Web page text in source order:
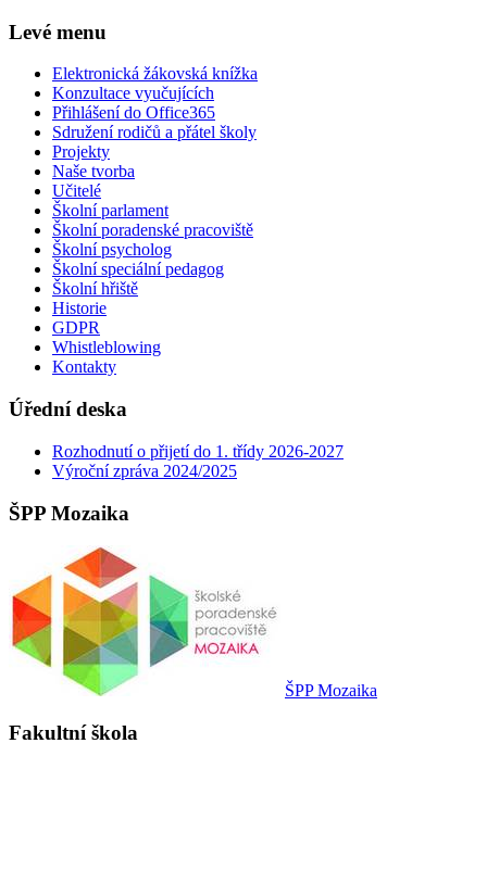
Levé menu
Elektronická žákovská knížka
Konzultace vyučujících
Přihlášení do Office365
Sdružení rodičů a přátel školy
Projekty
Naše tvorba
Učitelé
Školní parlament
Školní poradenské pracoviště
Školní psycholog
Školní speciální pedagog
Školní hřiště
Historie
GDPR
Whistleblowing
Kontakty
Úřední deska
Rozhodnutí o přijetí do 1. třídy 2026-2027
Výroční zpráva 2024/2025
ŠPP Mozaika
ŠPP Mozaika
Fakultní škola